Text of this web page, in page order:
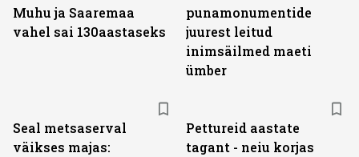
Muhu ja Saaremaa
vahel sai 130aastaseks
punamonumentide
juurest leitud
inimsäilmed maeti
ümber
Seal metsaserval
väikses majas:
Pettureid aastate
tagant - neiu korjas